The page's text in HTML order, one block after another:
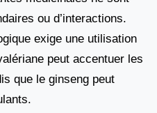
ou d’interactions.
exige une utilisation
peut accentuer les
que le ginseng peut